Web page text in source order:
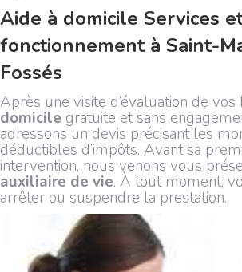
Aide à domicile Services
fonctionnement à Saint-
Fossés
Après une visite d’évaluation de vos
domicile gratuite et sans
adressons un devis précisant les
déductibles d’impôts. Avant sa
intervention, nous venons vous
auxiliaire de vie. À tout moment,
arrêter ou suspendre la prestation.